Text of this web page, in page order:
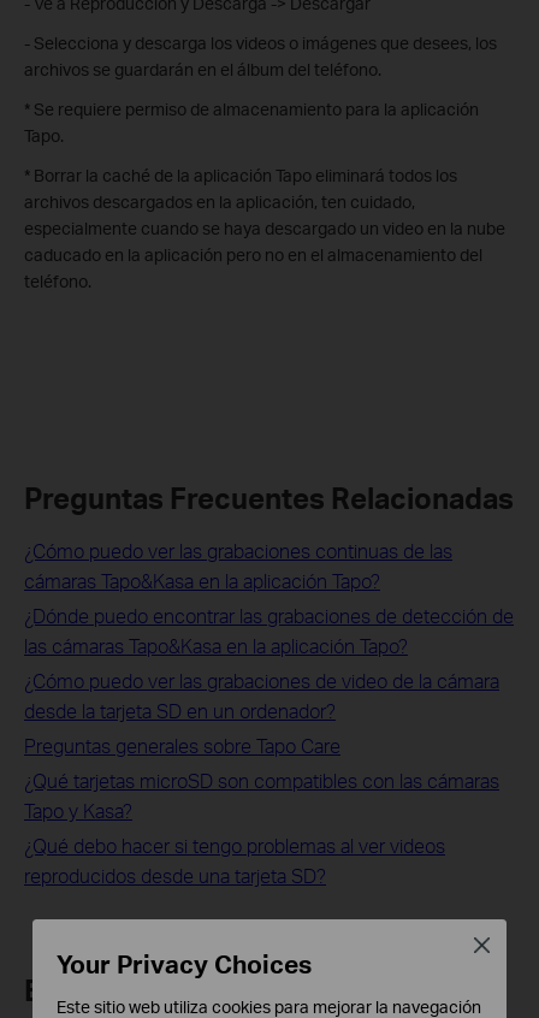
- Selecciona y descarga los videos o imágenes que desees, los
archivos se guardarán en el álbum del teléfono.
* Se requiere permiso de almacenamiento para la aplicación
Tapo.
* Borrar la caché de la aplicación Tapo eliminará todos los
archivos descargados en la aplicación, ten cuidado,
especialmente cuando se haya descargado un video en la nube
caducado en la aplicación pero no en el almacenamiento del
teléfono.
Preguntas Frecuentes Relacionadas
¿Cómo puedo ver las grabaciones continuas de las
cámaras Tapo&Kasa en la aplicación Tapo?
¿Dónde puedo encontrar las grabaciones de detección de
las cámaras Tapo&Kasa en la aplicación Tapo?
¿Cómo puedo ver las grabaciones de video de la cámara
desde la tarjeta SD en un ordenador?
Preguntas generales sobre Tapo Care
¿Qué tarjetas microSD son compatibles con las cámaras
Tapo y Kasa?
¿Qué debo hacer si tengo problemas al ver videos
reproducidos desde una tarjeta SD?
Buscar Más
Your Privacy Choices
Este sitio web utiliza cookies para mejorar la navegación
Close